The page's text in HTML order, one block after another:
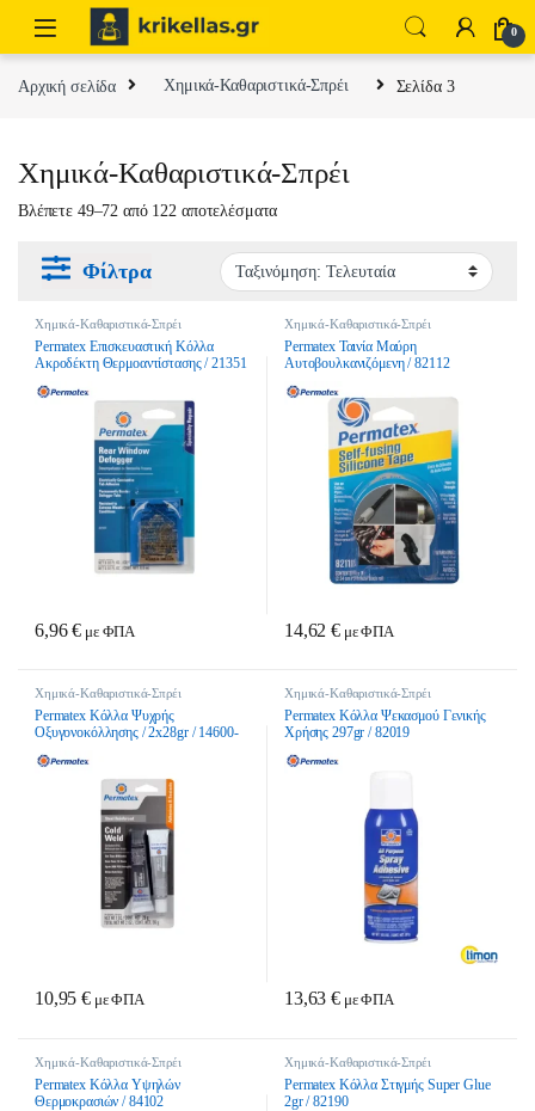
Skip to navigation
Skip to content
0
Αρχική σελίδα Χημικά-Καθαριστικά-Σπρέι Σελίδα 3
Χημικά-Καθαριστικά-Σπρέι
Βλέπετε 49–72 από 122 αποτελέσματαSorted by latest
Φίλτρα
Χημικά-Καθαριστικά-Σπρέι
Permatex Επισκευαστική Κόλλα
Ακροδέκτη Θερμοαντίστασης / 21351
6,96€ με ΦΠΑ
Χημικά-Καθαριστικά-Σπρέι
Permatex Ταινία Μαύρη
Αυτοβουλκανιζόμενη / 82112
14,62€ με ΦΠΑ
Χημικά-Καθαριστικά-Σπρέι
Permatex Κόλλα Ψυχρής
Οξυγονοκόλλησης / 2x28gr / 14600-
10,95€ με ΦΠΑ
Χημικά-Καθαριστικά-Σπρέι
Permatex Κόλλα Ψεκασμού Γενικής
Χρήσης 297gr / 82019
13,63€ με ΦΠΑ
Χημικά-Καθαριστικά-Σπρέι
Permatex Κόλλα Υψηλών
Θερμοκρασιών / 84102
Χημικά-Καθαριστικά-Σπρέι
Permatex Κόλλα Στιγμής Super Glue
2gr / 82190